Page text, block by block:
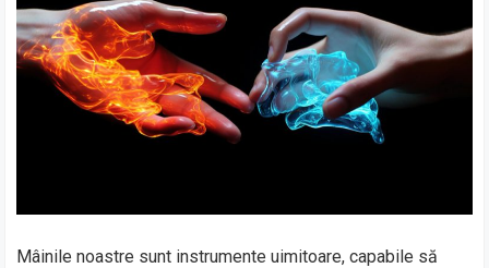
Mâinile noastre sunt instrumente uimitoare, capabile să